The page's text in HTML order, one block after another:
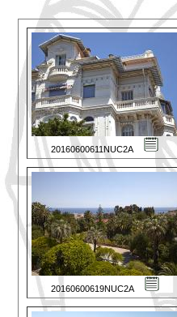
20160600611NUC2A
20160600619NUC2A